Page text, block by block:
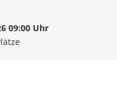
09:00 Uhr